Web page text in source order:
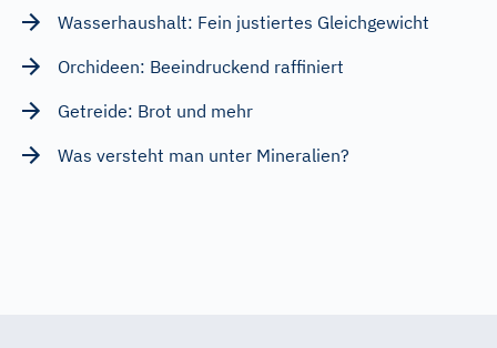
Wasserhaushalt: Fein justiertes Gleichgewicht
Orchideen: Beeindruckend raffiniert
Getreide: Brot und mehr
Was versteht man unter Mineralien?